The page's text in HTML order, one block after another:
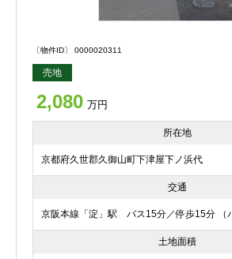
〔物件ID〕 0000020311
売地
2,080 万円
所在地
京都府久世郡久御山町下津屋下ノ浜代
交通
京阪本線「淀」駅 バス15分／停歩15分 （
土地面積